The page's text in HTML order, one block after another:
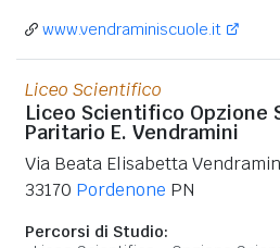
www.vendraminiscuole.it
Liceo Scientifico
Liceo Scientifico Opzione
Paritario E. Vendramini
Via Beata Elisabetta
33170 Pordenone PN
Percorsi di Studio: